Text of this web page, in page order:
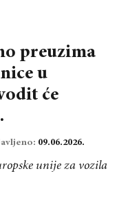
preuzima
u
će
09.06.2026.
unije za vozila